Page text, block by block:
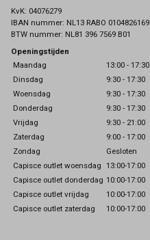
KvK: 04076279
IBAN nummer: NL13 RABO 0104826169
BTW nummer: NL81 396 7569 B01
Openingstijden
Maandag
13:00 - 17:30
Dinsdag
9:30 - 17:30
Woensdag
9:30 - 17:30
Donderdag
9:30 - 17:30
Vrijdag
9:30 - 21:00
Zaterdag
9:00 - 17:00
Zondag
Gesloten
Capisce outlet woensdag 13:00-17:00
Capisce outlet donderdag 10:00-17:00
Capisce outlet vrijdag
10:00-17:00
Capisce outlet zaterdag
10:00-17:00